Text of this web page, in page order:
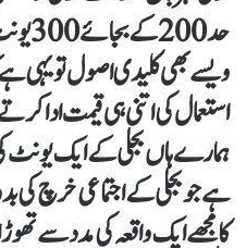
حد
ویسے بھی کلیدی اصول تو یہی
استعمال کی اتنی ہی قیمت
ہمارے ہاں بجلی کے ایک یونٹ
ہے جو بجلی کے اجتماعی خرچ
کا مجھے ایک واقعہ کی مدد سے